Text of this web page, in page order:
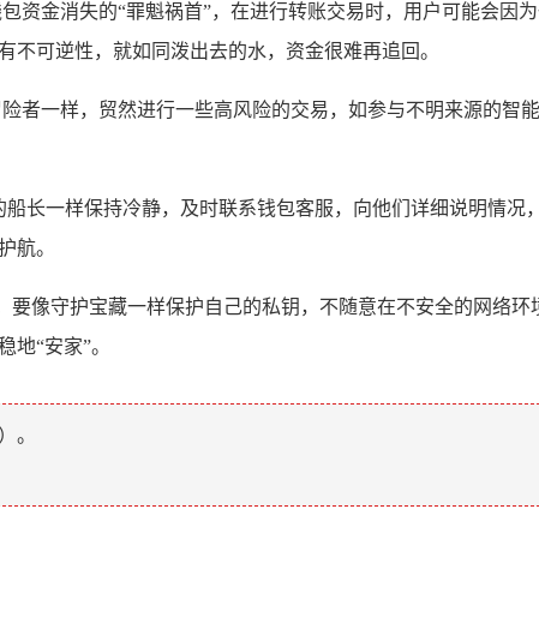
资金消失的“罪魁祸首”，在进行转账交易时，用户可能会因
可逆性，就如同泼出去的水，资金很难再追回。
者一样，贸然进行一些高风险的交易，如参与不明来源的智
长一样保持冷静，及时联系钱包客服，向他们详细说明情
航。
要像守护宝藏一样保护自己的私钥，不随意在不安全的网络
“安家”。
）。